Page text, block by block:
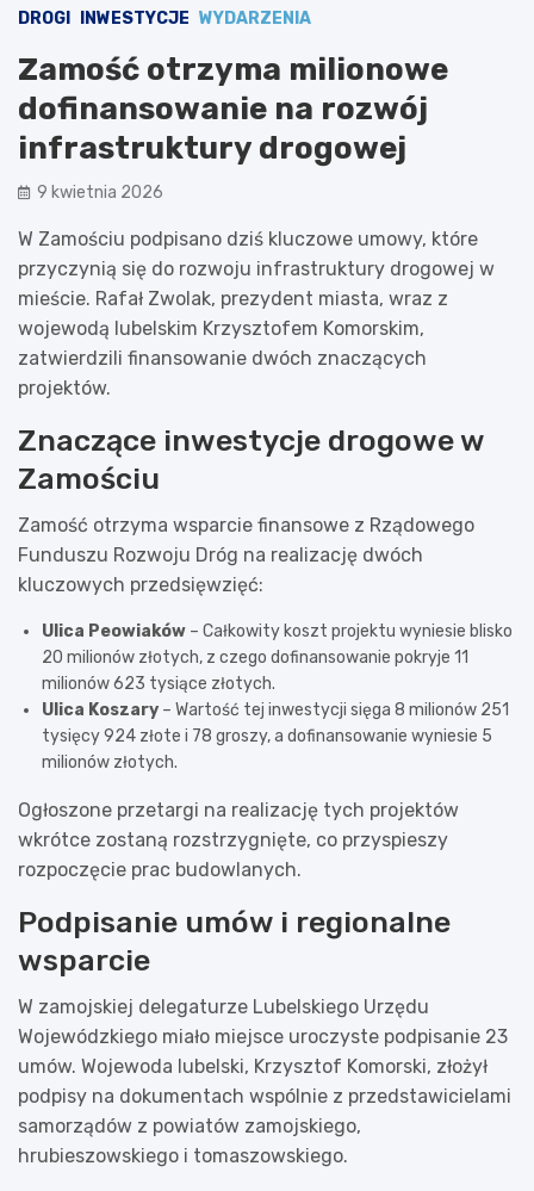
DROGI INWESTYCJE WYDARZENIA
Zamość otrzyma milionowe
dofinansowanie na rozwój
infrastruktury drogowej
9 kwietnia 2026
W Zamościu podpisano dziś kluczowe umowy, które
przyczynią się do rozwoju infrastruktury drogowej w
mieście. Rafał Zwolak, prezydent miasta, wraz z
wojewodą lubelskim Krzysztofem Komorskim,
zatwierdzili finansowanie dwóch znaczących
projektów.
Znaczące inwestycje drogowe w
Zamościu
Zamość otrzyma wsparcie finansowe z Rządowego
Funduszu Rozwoju Dróg na realizację dwóch
kluczowych przedsięwzięć:
Ulica Peowiaków – Całkowity koszt projektu wyniesie blisko
20 milionów złotych, z czego dofinansowanie pokryje 11
milionów 623 tysiące złotych.
Ulica Koszary – Wartość tej inwestycji sięga 8 milionów 251
tysięcy 924 złote i 78 groszy, a dofinansowanie wyniesie 5
milionów złotych.
Ogłoszone przetargi na realizację tych projektów
wkrótce zostaną rozstrzygnięte, co przyspieszy
rozpoczęcie prac budowlanych.
Podpisanie umów i regionalne
wsparcie
W zamojskiej delegaturze Lubelskiego Urzędu
Wojewódzkiego miało miejsce uroczyste podpisanie 23
umów. Wojewoda lubelski, Krzysztof Komorski, złożył
podpisy na dokumentach wspólnie z przedstawicielami
samorządów z powiatów zamojskiego,
hrubieszowskiego i tomaszowskiego.